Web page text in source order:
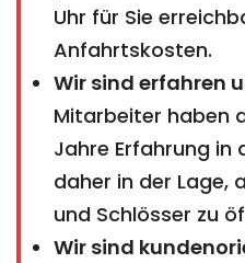
Uhr für Sie
Anfahrtskosten.
Wir sind erfahren
Mitarbeiter haben
Jahre Erfahrung in
daher in der Lage,
und Schlösser zu
Wir sind